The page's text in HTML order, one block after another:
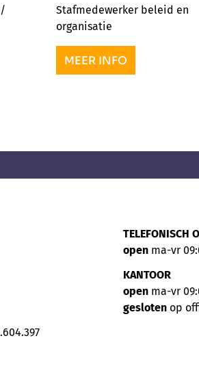
Stafmedewerker beleid en
organisatie
MEER INFO
TELEFONISCH
openma-vr
KANTOOR
openma-vr
geslotenop